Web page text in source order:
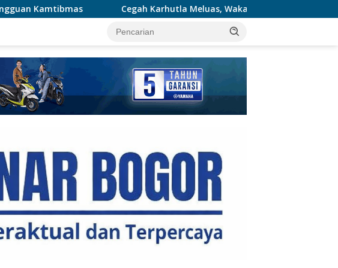
Cegah Karhutla Meluas, Wakapolda Riau dan Irdam XIX/TT Turun Langsung